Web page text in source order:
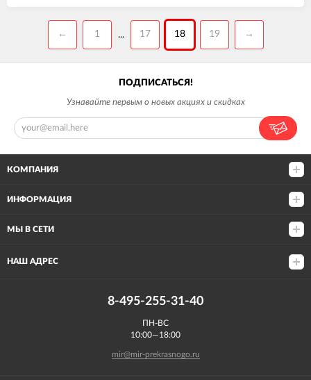
← 1 ... 17 18 19 →
ПОДПИСАТЬСЯ!
Узнавайте первым о новых акциях и скидках
КОМПАНИЯ
ИНФОРМАЦИЯ
МЫ В СЕТИ
НАШ АДРЕС
8-495-255-31-40
ПН-ВС
10:00—18:00
mir@mir-prekrasnogo.ru